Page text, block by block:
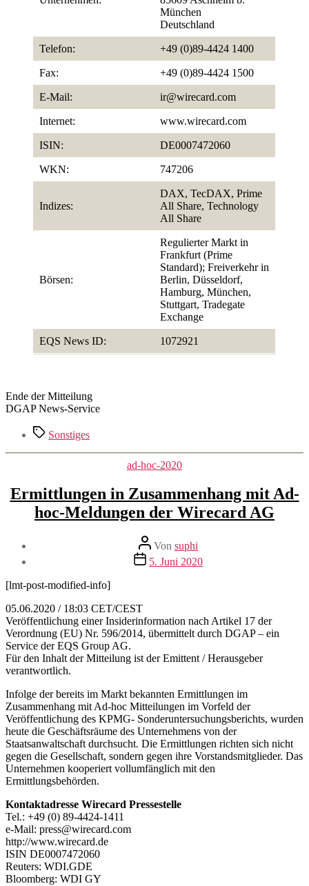
München
Deutschland
Telefon: +49 (0)89-4424 1400
Fax: +49 (0)89-4424 1500
E-Mail: ir@wirecard.com
Internet: www.wirecard.com
ISIN: DE0007472060
WKN: 747206
Indizes:
DAX, TecDAX, Prime
All Share, Technology
All Share
Börsen:
Regulierter Markt in
Frankfurt (Prime
Standard); Freiverkehr in
Berlin, Düsseldorf,
Hamburg, München,
Stuttgart, Tradegate
Exchange
EQS News ID: 1072921
Ende der Mitteilung
DGAP News-Service
Schlagwörter
Sonstiges
Kategorien
ad-hoc-2020
Ermittlungen in Zusammenhang mit Ad-
hoc-Meldungen der Wirecard AG
Beitragsautor
Von suphi
Veröffentlichungsdatum
5. Juni 2020
[lmt-post-modified-info]
05.06.2020 / 18:03 CET/CEST
Veröffentlichung einer Insiderinformation nach Artikel 17 der
Verordnung (EU) Nr. 596/2014, übermittelt durch DGAP – ein
Service der EQS Group AG.
Für den Inhalt der Mitteilung ist der Emittent / Herausgeber
verantwortlich.
Infolge der bereits im Markt bekannten Ermittlungen im
Zusammenhang mit Ad-hoc Mitteilungen im Vorfeld der
Veröffentlichung des KPMG- Sonderuntersuchungsberichts, wurden
heute die Geschäftsräume des Unternehmens von der
Staatsanwaltschaft durchsucht. Die Ermittlungen richten sich nicht
gegen die Gesellschaft, sondern gegen ihre Vorstandsmitglieder. Das
Unternehmen kooperiert vollumfänglich mit den
Ermittlungsbehörden.
Kontaktadresse Wirecard Pressestelle
Tel.: +49 (0) 89-4424-1411
e-Mail: press@wirecard.com
http://www.wirecard.de
ISIN DE0007472060
Reuters: WDI.GDE
Bloomberg: WDI GY